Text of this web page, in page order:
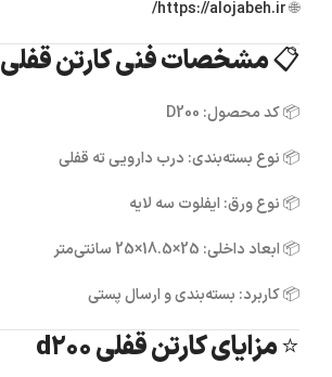
🌐
https://alojabeh.ir/
📋 مشخصات فنی کارتن قفلی d200
📦کد محصول:
📦نوع بسته‌بندی: درب دارویی ته قفلی
📦نوع ورق: ایفلوت سه لایه
📦ابعاد داخلی:
📦کاربرد: بسته‌بندی و ارسال پستی
⭐ مزایای کارتن قفلی d200